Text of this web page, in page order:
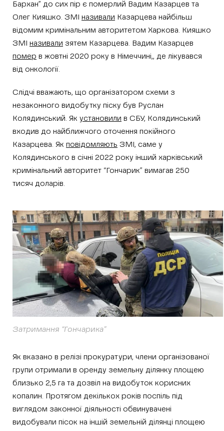
Бархан” до сих пір є померлий Вадим Казарцев та
Олег Кияшко. ЗМІ називали Казарцева найбільш
відомим кримінальним авторитетом Харкова. Кияшко
ЗМІ називали зятем Казарцева. Вадим Казарцев
помер в жовтні 2020 року в Німеччині,, де лікувався
від онкології.
Слідчі вважають, що організатором схеми з
незаконного видобутку піску був Руслан
Колядинський. Як установили в СБУ, Колядинський
входив до найближчого оточення покійного
Казарцева. Як повідомляють ЗМІ, саме у
Колядинського в січні 2022 року інший харківський
кримінальний авторитет “Гончарик” вимагав 250
тисяч доларів.
Затримання “Гончарика”
Як вказано в релізі прокуратури, члени організованої
групи отримали в оренду земельну ділянку площею
близько 2,5 га та дозвіл на видобуток корисних
копалин. Протягом декількох років поспіль під
виглядом законної діяльності обвинувачені
видобували пісок на іншій земельній ділянці площею